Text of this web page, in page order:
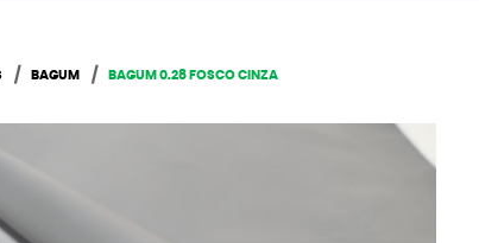
BAGUM BAGUM 0.28 FOSCO CINZA